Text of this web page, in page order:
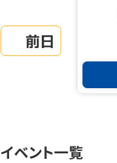
前日
イベント一覧